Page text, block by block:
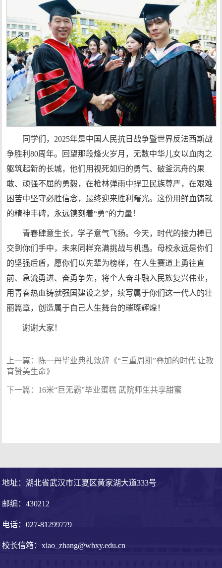
同学们，2025年是中国人民抗日战争暨世界反法西斯战
争胜利80周年。回望那段烽火岁月，无数中华儿女以血肉之
躯筑起新的长城，他们用视死如归的勇气、破釜沉舟的果
敢、顽强不屈的勇毅，在枪林弹雨中捍卫民族尊严，在艰难
困苦中坚守必胜信念，最终迎来胜利曙光。这份用鲜血铸就
的精神丰碑，永远镌刻着“勇”的力量！
青春肆意生长，学子意气飞扬。今天，时代的接力棒已
交到你们手中，未来同样充满挑战与机遇。母校永远是你们
的坚强后盾，愿你们以先辈为榜样，在人生赛道上勇往直
前、急流勇进、奋勇争先，将个人奋斗融入民族复兴伟业，
用青春热血铸就强国建设之梦，续写属于你们这一代人的壮
丽篇章，创造属于自己人生舞台的璀璨辉煌！
谢谢大家！
上一篇：
陈一丹毕业典礼致辞《“三重周期”叠加的时代 让教
育赞美生命》
下一篇： 16米“巨无霸”毕业蛋糕 武院师生共享甜蜜
地址：湖北省武汉市江夏区黄家湖大道333号
邮编：430212
电话：027-81299779
校长信箱：xiao_zhang@whxy.edu.cn